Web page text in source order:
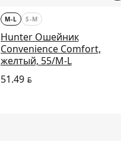
M-L S-M
Hunter Ошейник
Convenience Comfort,
желтый, 55/M-L
51.49BYN